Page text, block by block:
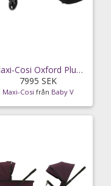
Maxi-Cosi Oxford Plus duovagn, twillic black
7995 SEK
Maxi-Cosi från Baby V